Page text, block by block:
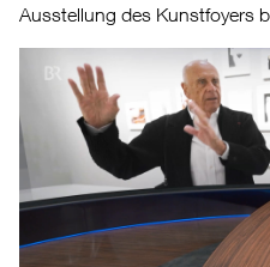
Ausstellung des Kunstfoyers